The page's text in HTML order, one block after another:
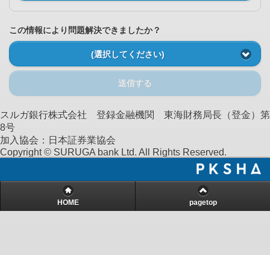
この情報により問題解決できましたか？
(選択してください)
送信する
スルガ銀行株式会社 登録金融機関 東海財務局長（登金）第
8号
加入協会：日本証券業協会
Copyright © SURUGA bank Ltd. All Rights Reserved.
HOME pagetop